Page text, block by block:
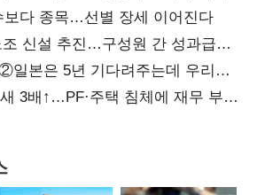
보다 종목…선별 장세 이어진다
조 신설 추진…구성원 간 성과급
일본은 5년 기다려주는데 우리는
론 부족한 코스닥 구하기
3배↑…PF·주택 침체에 재무 부담